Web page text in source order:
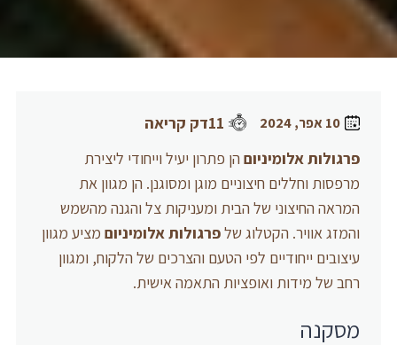
10 אפר, 2024
11דק קריאה
פרגולות אלומיניוםהן פתרון יעיל וייחודי ליצירת
מרפסות וחללים חיצוניים מוגן ומסוגנן. הן מגוון את
המראה החיצוני של הבית ומעניקות צל והגנה מהשמש
והמזג אוויר. הקטלוג שלפרגולות אלומיניוםמציע מגוון
עיצובים ייחודיים לפי הטעם והצרכים של הלקוח, ומגוון
רחב של מידות ואופציות התאמה אישית.
מסקנה